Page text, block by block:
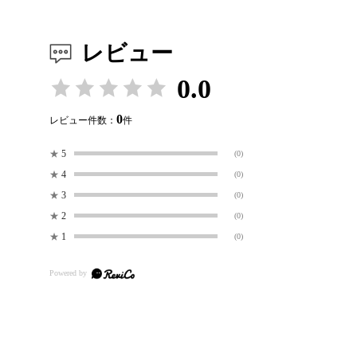
レビュー
0.0
レビュー件数： 0件
★ 5 (0)
★ 4 (0)
★ 3 (0)
★ 2 (0)
★ 1 (0)